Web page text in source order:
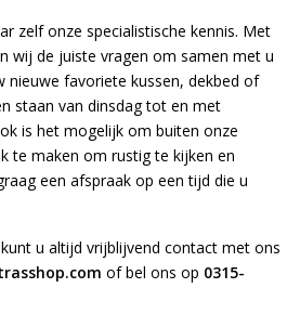
zelf onze specialistische kennis. Met
wij de juiste vragen om samen met u
nieuwe favoriete kussen, dekbed of
staan van dinsdag tot en met
is het mogelijk om buiten onze
te maken om rustig te kijken en
een afspraak op een tijd die u
u altijd vrijblijvend contact met ons
of bel ons op 0315-